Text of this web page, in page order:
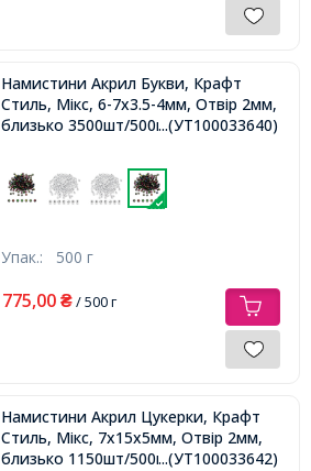
Намистини Акрил Букви, Крафт
Стиль, Мікс, 6-7х3.5-4мм, Отвір 2мм,
близько 3500шт/500г,...(УТ100033640)
Упак.: 500 г
775,00 ₴/ 500 г
Намистини Акрил Цукерки, Крафт
Стиль, Мікс, 7x15x5мм, Отвір 2мм,
близько 1150шт/500г,...(УТ100033642)